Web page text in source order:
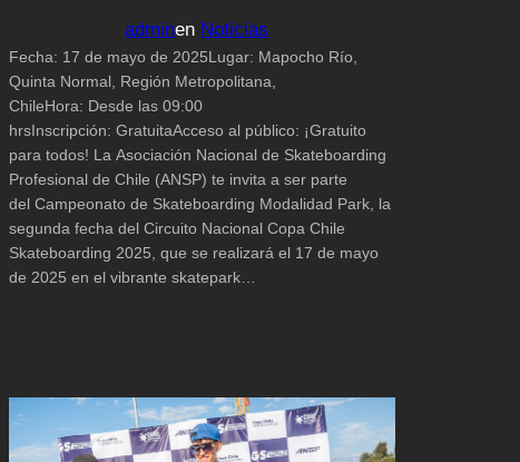
adminen Noticias
Fecha: 17 de mayo de 2025Lugar: Mapocho Río,
Quinta Normal, Región Metropolitana,
ChileHora: Desde las 09:00
hrsInscripción: GratuitaAcceso al público: ¡Gratuito
para todos! La Asociación Nacional de Skateboarding
Profesional de Chile (ANSP) te invita a ser parte
del Campeonato de Skateboarding Modalidad Park, la
segunda fecha del Circuito Nacional Copa Chile
Skateboarding 2025, que se realizará el 17 de mayo
de 2025 en el vibrante skatepark…